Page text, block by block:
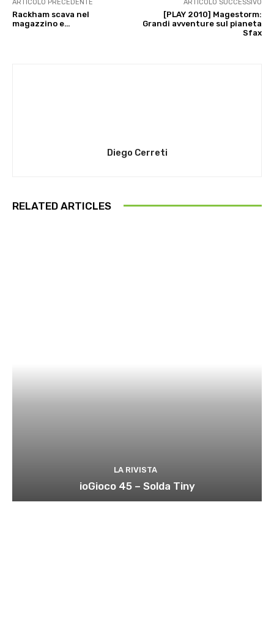
ARTICOLO PRECEDENTE
Rackham scava nel
magazzino e…
ARTICOLO SUCCESSIVO
[PLAY 2010] Magestorm:
Grandi avventure sul pianeta
Sfax
Diego Cerreti
RELATED ARTICLES
LA RIVISTA
ioGioco 45 – Solda Tiny